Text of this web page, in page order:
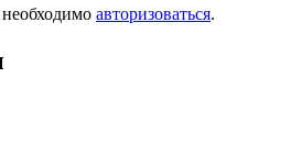
авторизоваться.